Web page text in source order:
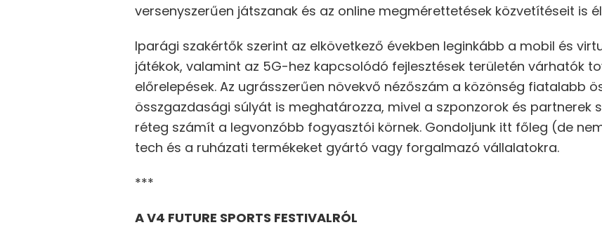
versenyszerűen játszanak és az online megmérettetések közvetítéseit is
Iparági szakértők szerint az elkövetkező években leginkább a mobil és
játékok, valamint az 5G-hez kapcsolódó fejlesztések területén várhatók
előrelepések. Az ugrásszerűen növekvő nézőszám a közönség fiatalabb
összgazdasági súlyát is meghatározza, mivel a szponzorok és partnerek
réteg számít a legvonzóbb fogyasztói körnek. Gondoljunk itt főleg (de
tech és a ruházati termékeket gyártó vagy forgalmazó vállalatokra.
***
A V4 FUTURE SPORTS FESTIVALRÓL